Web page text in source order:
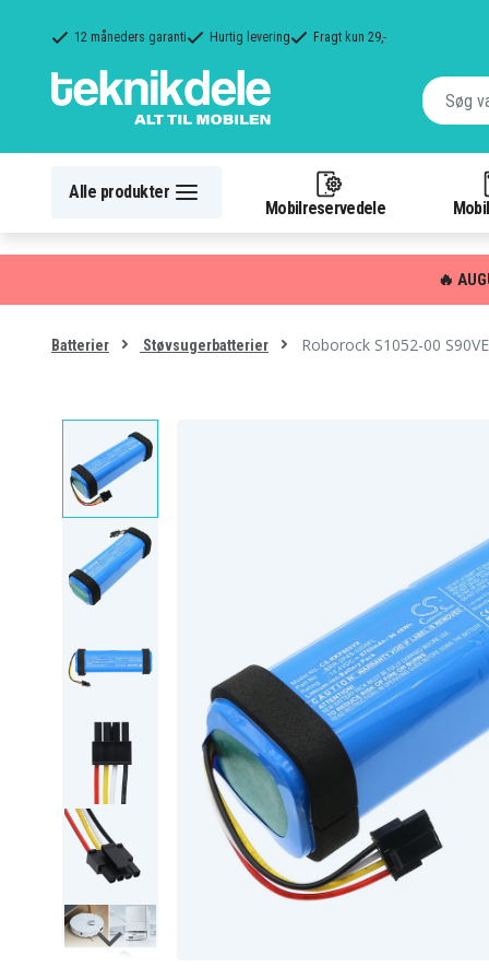
12 måneders garanti Hurtig levering Fragt kun 29,-
Alle produkter
Mobilreservedele
🔥
Batterier Støvsugerbatterier Roborock S1052-00